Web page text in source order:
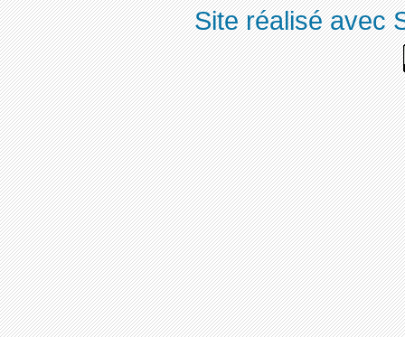
Site réalisé avec